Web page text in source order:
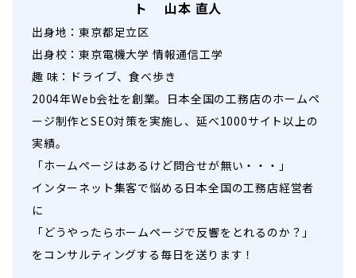
ト 山本 直人
出身地：東京都足立区
出身校：東京電機大学 情報通信工学
趣 味：ドライブ、食べ歩き
2004年Web会社を創業。日本全国の工務店のホームペ
ージ制作とSEO対策を実施し、延べ1000サイト以上の
実績。
「ホームページはあるけど問合せが無い・・・」
インターネット集客で悩める日本全国の工務店経営者
に
「どうやったらホームページで反響をとれるのか？」
をコンサルティングする毎日を送ります！